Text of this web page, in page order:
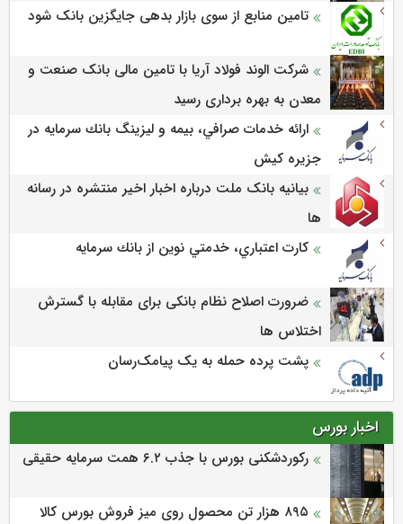
تامین منابع از سوی بازار بدهی جایگزین بانک شود
شرکت الوند فولاد آریا با تامین مالی بانک صنعت و
معدن به بهره برداری رسید
ارائه خدمات صرافي، بيمه و ليزينگ بانك سرمايه در
جزيره كيش
بیانیه بانک ملت درباره اخبار اخیر منتشره در رسانه
ها
كارت اعتباري، خدمتي نوين از بانك سرمايه
ضرورت اصلاح نظام بانکی برای مقابله با گسترش
اختلاس ها
پشت پرده حمله به یک پیامک‌رسان
اخبار بورس
رکوردشکنی بورس با جذب ۶.۲ همت سرمایه حقیقی
۸۹۵ هزار تن محصول روی میز فروش بورس کالا